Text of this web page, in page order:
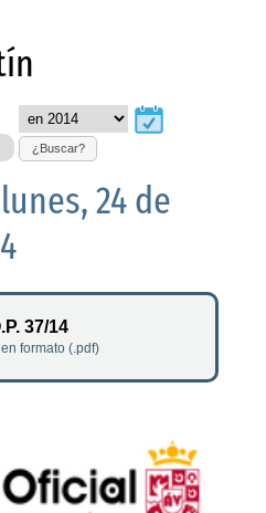
¿Buscar?
lunes, 24 de
37/14
formato (.pdf)